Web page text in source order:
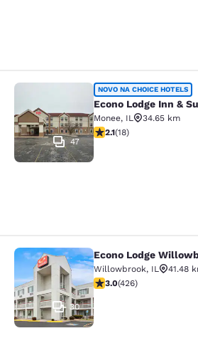
Econo Lodge Inn &
47
NOVO NA CHOICE HOTELS
Econo Lodge Inn &
Monee, IL
34.65 km
classificação 2.06
2.1(18)
Econo Lodge
30
Econo Lodge
Willowbrook, IL
41.48
classificação 2.99
3.0(426)